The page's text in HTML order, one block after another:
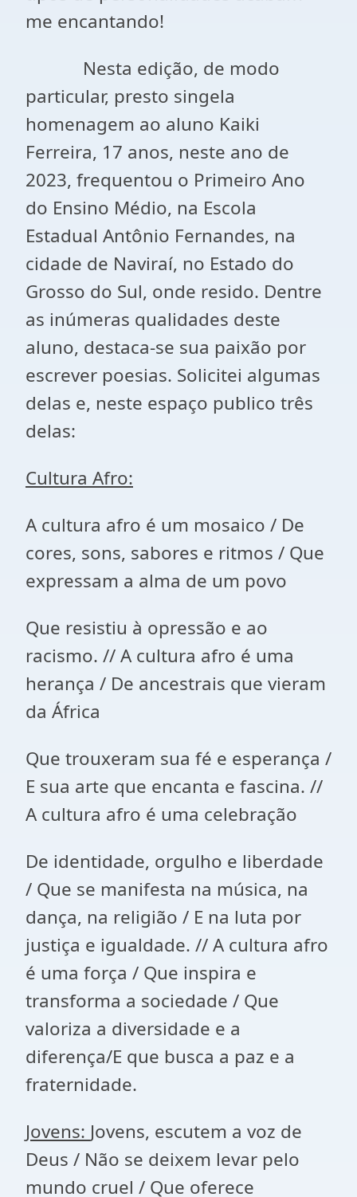
me encantando!
Nesta edição, de modo
particular, presto singela
homenagem ao aluno Kaiki
Ferreira, 17 anos, neste ano de
2023, frequentou o Primeiro Ano
do Ensino Médio, na Escola
Estadual Antônio Fernandes, na
cidade de Naviraí, no Estado do
Grosso do Sul, onde resido. Dentre
as inúmeras qualidades deste
aluno, destaca-se sua paixão por
escrever poesias. Solicitei algumas
delas e, neste espaço publico três
delas:
Cultura Afro:
A cultura afro é um mosaico / De
cores, sons, sabores e ritmos / Que
expressam a alma de um povo
Que resistiu à opressão e ao
racismo. // A cultura afro é uma
herança / De ancestrais que vieram
da África
Que trouxeram sua fé e esperança /
E sua arte que encanta e fascina. //
A cultura afro é uma celebração
De identidade, orgulho e liberdade
/ Que se manifesta na música, na
dança, na religião / E na luta por
justiça e igualdade. // A cultura afro
é uma força / Que inspira e
transforma a sociedade / Que
valoriza a diversidade e a
diferença/E que busca a paz e a
fraternidade.
Jovens: Jovens, escutem a voz de
Deus / Não se deixem levar pelo
mundo cruel / Que oferece